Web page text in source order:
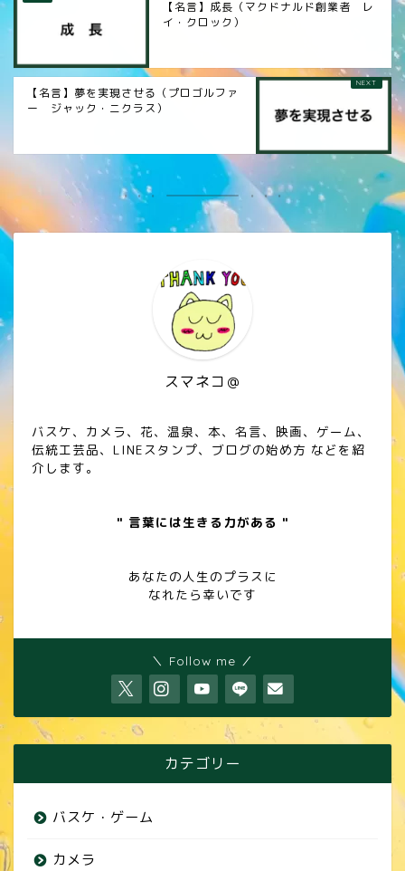
【名言】成長（マクドナルド創業者 レ
イ・クロック）
【名言】夢を実現させる（プロゴルファ
ー ジャック・ニクラス）
スマネコ＠
バスケ、カメラ、花、温泉、本、名言、映画、ゲーム、
伝統工芸品、LINEスタンプ、ブログの始め方 などを紹
介します。
" 言葉には生きる力がある "
あなたの人生のプラスに
なれたら幸いです
＼ Follow me ／
カテゴリー
バスケ・ゲーム
カメラ